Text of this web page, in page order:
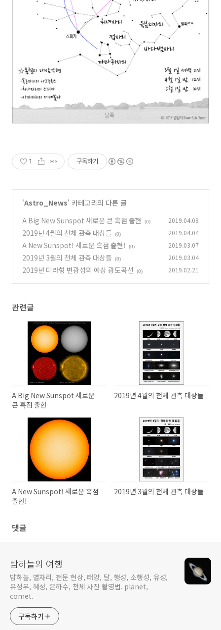
1 구독하기
'Astro_News' 카테고리의 다른 글
A Big New Sunspot 새로운 큰 흑점 출현
(0) 2019.04.08
2019년 4월의 천체 관측 대상들 (0) 2019.04.04
A New Sunspot! 새로운 흑점 출현! (0) 2019.03.07
2019년 3월의 천체 관측 대상들 (0) 2019.03.04
2019년 미라형 변광성의 예상 광도곡선 (0) 2019.02.21
관련글
A Big New Sunspot 새로운
큰 흑점 출현
2019년 4월의 천체 관측 대상들
A New Sunspot! 새로운 흑점
출현!
2019년 3월의 천체 관측 대상들
댓글
밤하늘의 여행
밤하늘, 별자리, 천문 현상, 태양, 달, 행성, 소행성, 유성,
유성우, 혜성, 은하수, 천체 사진 촬영법. planet,
comet.
구독하기